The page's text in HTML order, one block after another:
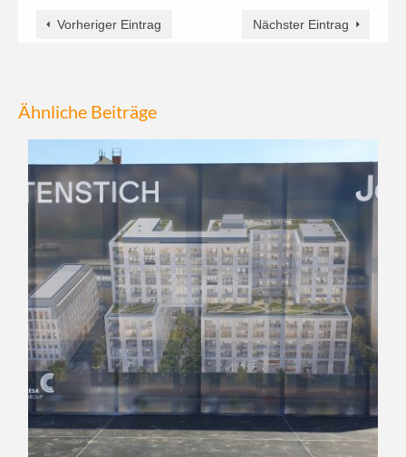
Vorheriger Eintrag Nächster Eintrag
Ähnliche Beiträge